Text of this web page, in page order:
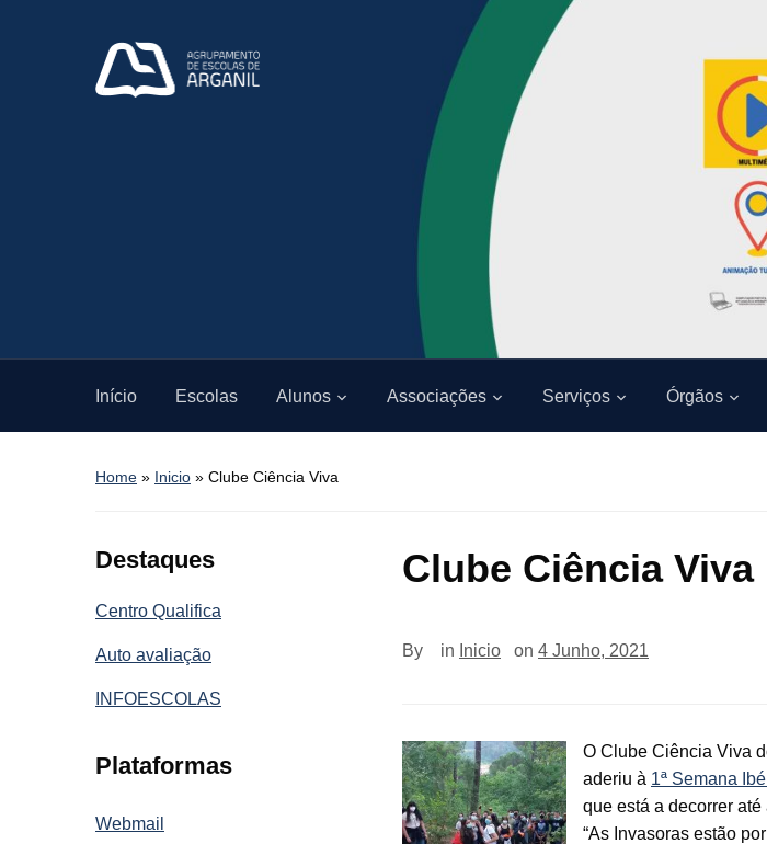
Início Escolas Alunos Associações Serviços Órgãos
Home » Inicio » Clube Ciência Viva
Destaques
Centro Qualifica
Auto avaliação
INFOESCOLAS
Plataformas
Webmail
Clube Ciência Viva
By in Inicio on 4 Junho, 2021
O Clube Ciência Viva
aderiu à 1ª Semana
que está a decorrer
“As Invasoras estão